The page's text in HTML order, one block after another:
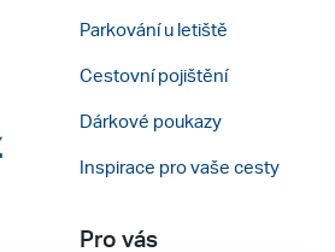
Parkování u letiště
Cestovní pojištění
Dárkové poukazy
Inspirace pro vaše cesty
Pro vás